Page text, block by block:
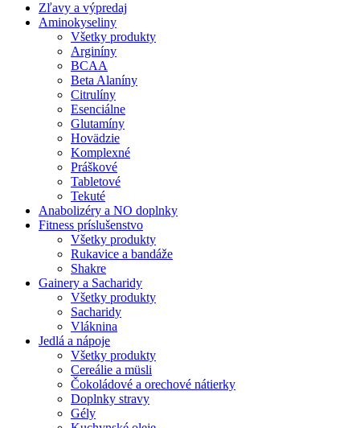
Zľavy a výpredaj
Aminokyseliny
Všetky produkty
Arginíny
BCAA
Beta Alaníny
Citrulíny
Esenciálne
Glutamíny
Hovädzie
Komplexné
Práškové
Tabletové
Tekuté
Anabolizéry a NO doplnky
Fitness príslušenstvo
Všetky produkty
Rukavice a bandáže
Shakre
Gainery a Sacharidy
Všetky produkty
Sacharidy
Vláknina
Jedlá a nápoje
Všetky produkty
Cereálie a müsli
Čokoládové a orechové nátierky
Doplnky stravy
Gély